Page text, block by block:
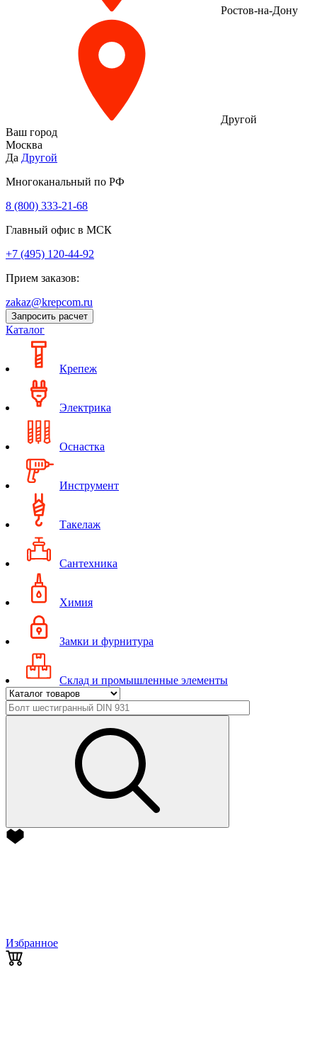
Ростов-на-Дону
Другой
Ваш город
Москва
Да Другой
Многоканальный по РФ
8 (800) 333‑21-68
Главный офис в МСК
+7 (495) 120-44-92
Прием заказов:
zakaz@krepcom.ru
Запросить расчет
Каталог
Крепеж
Электрика
Оснастка
Инструмент
Такелаж
Сантехника
Химия
Замки и фурнитура
Склад и промышленные элементы
Избранное